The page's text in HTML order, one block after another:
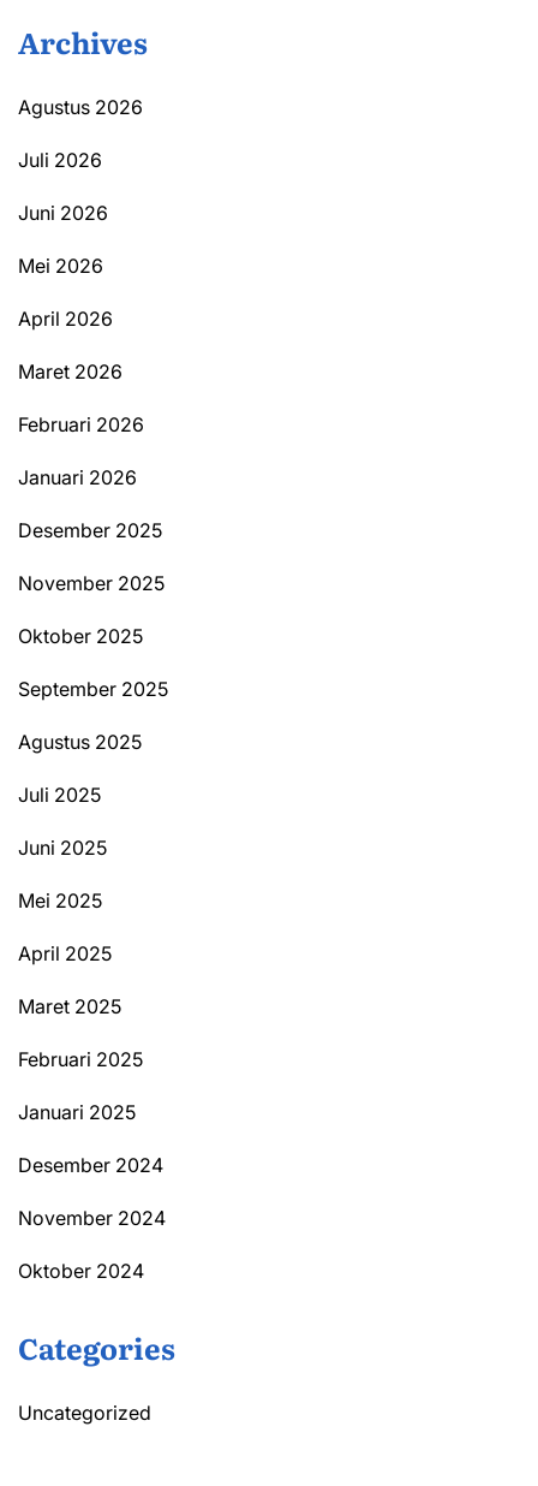
Archives
Agustus 2026
Juli 2026
Juni 2026
Mei 2026
April 2026
Maret 2026
Februari 2026
Januari 2026
Desember 2025
November 2025
Oktober 2025
September 2025
Agustus 2025
Juli 2025
Juni 2025
Mei 2025
April 2025
Maret 2025
Februari 2025
Januari 2025
Desember 2024
November 2024
Oktober 2024
Categories
Uncategorized